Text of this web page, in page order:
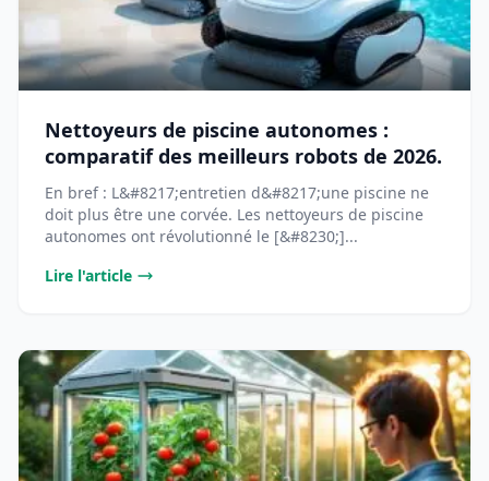
Nettoyeurs de piscine autonomes :
comparatif des meilleurs robots de 2026.
En bref : L&#8217;entretien d&#8217;une piscine ne
doit plus être une corvée. Les nettoyeurs de piscine
autonomes ont révolutionné le [&#8230;]...
Lire l'article